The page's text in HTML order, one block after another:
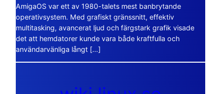
AmigaOS var ett av 1980-talets mest banbrytande
operativsystem. Med grafiskt gränssnitt, effektiv
multitasking, avancerat ljud och färgstark grafik visade
det att hemdatorer kunde vara både kraftfulla och
användarvänliga långt […]